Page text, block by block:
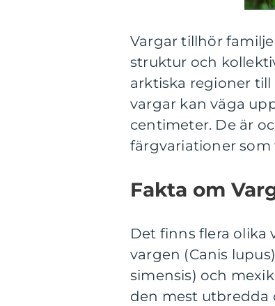
Vargar tillhör
struktur och
arktiska regioner
vargar kan väga
centimeter. De är
färgvariationer som
Fakta om
Det finns flera olika
vargen (Canis
simensis) och
den mest utbredda